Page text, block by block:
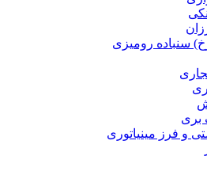
سنباده رومیزی
بری
و فرز مینیاتوری